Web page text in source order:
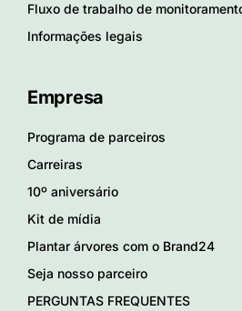
Fluxo de trabalho de
Informações legais
Empresa
Programa de parceiros
Carreiras
10º aniversário
Kit de mídia
Plantar árvores com o Brand24
Seja nosso parceiro
PERGUNTAS FREQUENTES